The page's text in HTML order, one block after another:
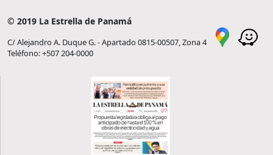
© 2019 La Estrella de Panamá
C/ Alejandro A. Duque G. - Apartado 0815-00507, Zona 4
Teléfono: +507 204-0000